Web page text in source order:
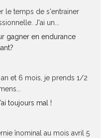
le temps de s'entrainer
J'ai un...
gagner en endurance
et 6 mois, je prends 1/2
toujours mal !
înominal au mois avril 5